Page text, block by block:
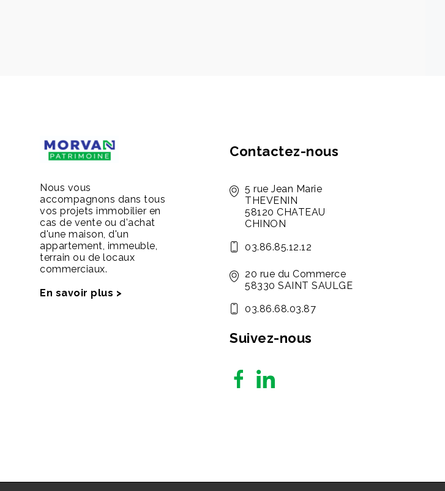
Nous vous
accompagnons dans tous
vos projets immobilier en
cas de vente ou d'achat
d'une maison, d'un
appartement, immeuble,
terrain ou de locaux
commerciaux.
En savoir plus >
Contactez-nous
5 rue Jean Marie
THEVENIN
58120 CHATEAU
CHINON
03.86.85.12.12
20 rue du Commerce
58330 SAINT SAULGE
03.86.68.03.87
Suivez-nous